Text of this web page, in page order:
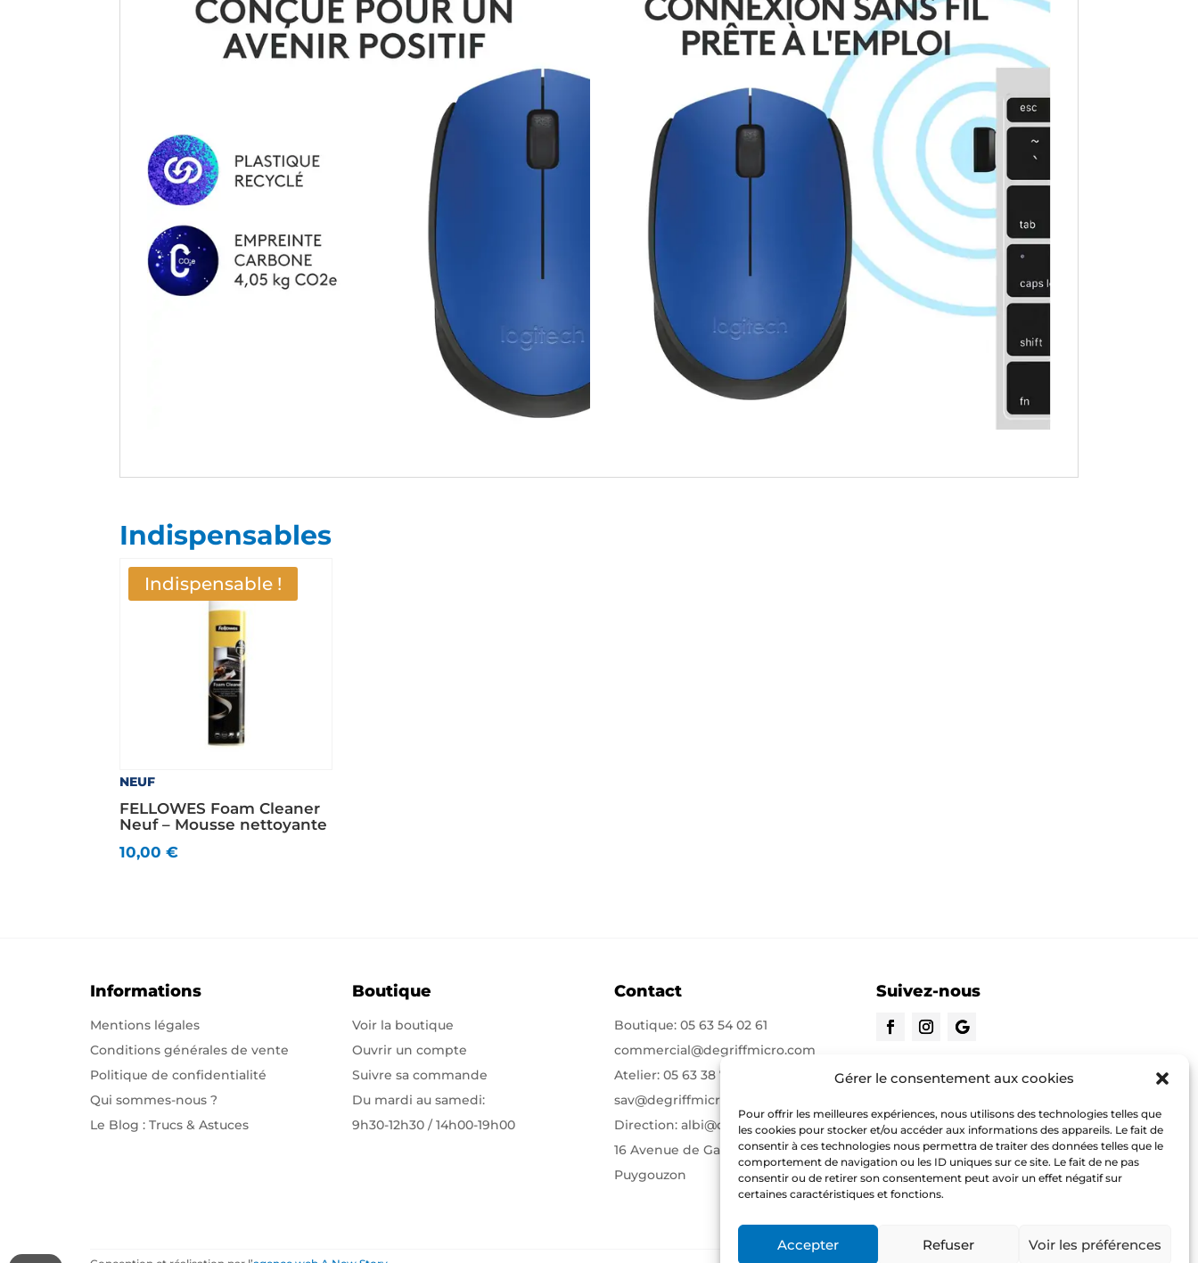
Gérer le consentement aux cookies
Pour offrir les meilleures expériences, nous utilisons des technologies telles que
les cookies pour stocker et/ou accéder aux informations des appareils. Le fait de
consentir à ces technologies nous permettra de traiter des données telles que le
comportement de navigation ou les ID uniques sur ce site. Le fait de ne pas
consentir ou de retirer son consentement peut avoir un effet négatif sur
certaines caractéristiques et fonctions.
Accepter Refuser Voir les préférences
Indispensables
Indispensable !
NEUF
FELLOWES Foam Cleaner
Neuf – Mousse nettoyante
10,00€
Informations
Mentions légales
Conditions générales de vente
Politique de confidentialité
Qui sommes-nous?
Le Blog : Trucs & Astuces
Boutique
Voir la boutique
Ouvrir un compte
Suivre sa commande
Du mardi au samedi:
9h30-12h30 / 14h00-19h00
Contact
Boutique:05 63 54 02 61
commercial@degriffmicro.com
Atelier:05 63 38 71 75
sav@degriffmicro.com
Direction:albi@degriffmicro.com
16 Avenue de Garban 81990
Puygouzon
Suivez-nous
CONTACTEZ-NOUS